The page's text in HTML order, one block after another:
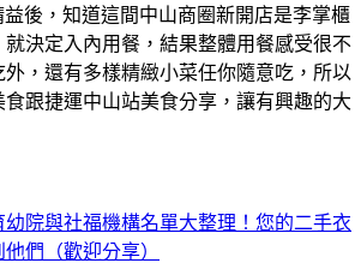
益後，知道這間中山商圈新開店是李掌櫃
決定入內用餐，結果整體用餐感受很不
，還有多樣精緻小菜任你隨意吃，所以
跟捷運中山站美食分享，讓有興趣的大
幼院與社福機構名單大整理！您的二手衣
們（歡迎分享）